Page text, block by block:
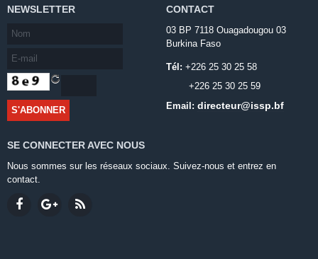
NEWSLETTER CONTACT
03 BP 7118 Ouagadougou 03
Burkina Faso
Tél: +226 25 30 25 58
+226 25 30 25 59
Email: directeur@issp.bf
SE CONNECTER AVEC NOUS
Nous sommes sur les réseaux sociaux. Suivez-nous et entrez en
contact.